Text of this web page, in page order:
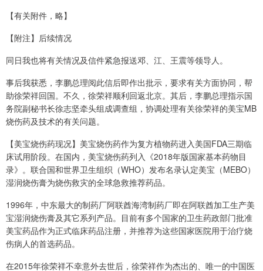
【有关附件，略】
【附注】后续情况
同日我也将有关情况及信件紧急报送邓、江、王震等领导人。
事后我获悉，李鹏总理阅此信后即作出批示，要求有关方面协同，帮
助徐荣祥回国。不久，徐荣祥顺利回返北京。其后，李鹏总理指示国
务院副秘书长徐志坚牵头组成调查组，协调处理有关徐荣祥的美宝MB
烧伤药及技术的有关问题。
【美宝烧伤药现况】美宝烧伤药作为复方植物药进入美国FDA三期临
床试用阶段。在国内，美宝烧伤药列入《2018年版国家基本药物目
录》。联合国和世界卫生组织（WHO）发布名录认定美宝（MEBO）
湿润烧伤膏为烧伤救灾的全球急救推荐药品。
1996年，中东最大的制药厂阿联酋海湾制药厂即在阿联酋加工生产美
宝湿润烧伤膏及其它系列产品。目前有多个国家的卫生药政部门批准
美宝药品作为正式临床药品注册，并推荐为这些国家医院用于治疗烧
伤病人的首选药品。
在2015年徐荣祥不幸意外去世后，徐荣祥作为杰出的、唯一的中国医